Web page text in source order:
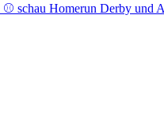
schau Homerun Derby und